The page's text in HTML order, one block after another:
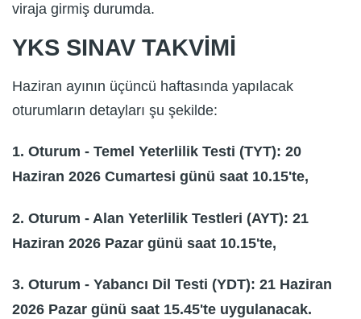
viraja girmiş durumda.
YKS SINAV TAKVİMİ
Haziran ayının üçüncü haftasında yapılacak
oturumların detayları şu şekilde:
1. Oturum - Temel Yeterlilik Testi (TYT): 20
Haziran 2026 Cumartesi günü saat 10.15'te,
2. Oturum - Alan Yeterlilik Testleri (AYT): 21
Haziran 2026 Pazar günü saat 10.15'te,
3. Oturum - Yabancı Dil Testi (YDT): 21 Haziran
2026 Pazar günü saat 15.45'te uygulanacak.